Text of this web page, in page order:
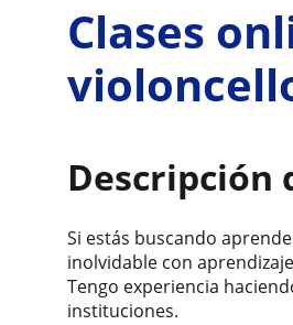
Clases
Descripción
Si estás buscando
inolvidable con
Tengo experiencia
instituciones.